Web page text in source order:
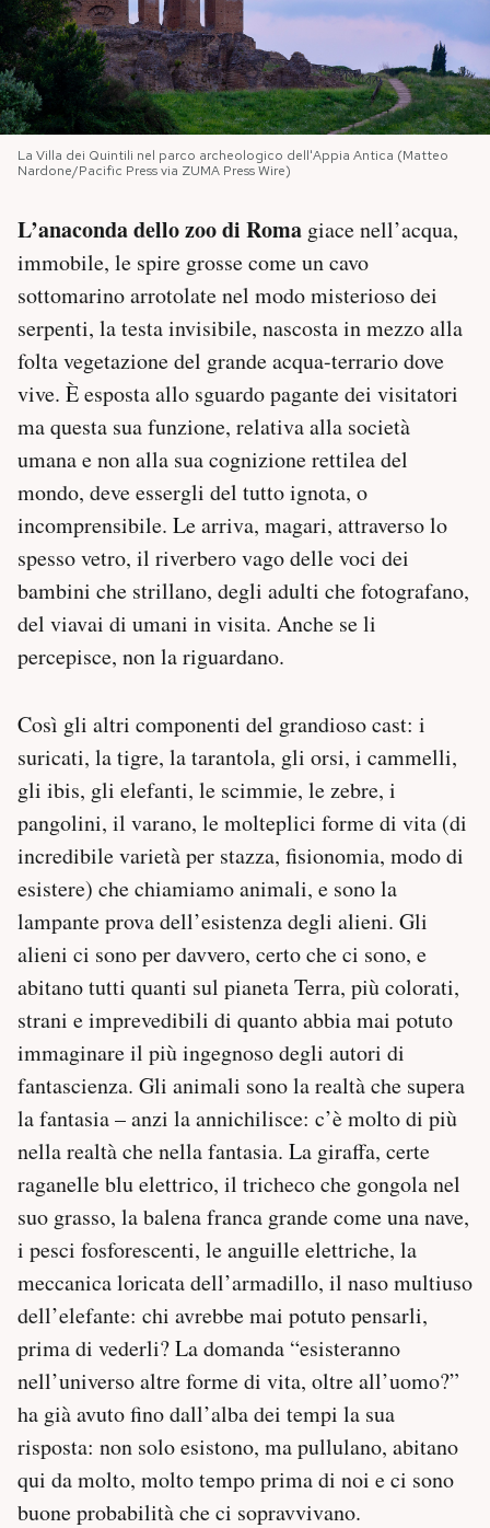
AREA PERSONALE
Area Personale
Newsletter
Notifiche mobile
Regala il Post
Esci
La Villa dei Quintili nel parco archeologico dell'Appia Antica (Matteo
Nardone/Pacific Press via ZUMA Press Wire)
L’anaconda dello zoo di Roma giace nell’acqua,
immobile, le spire grosse come un cavo
sottomarino arrotolate nel modo misterioso dei
serpenti, la testa invisibile, nascosta in mezzo alla
folta vegetazione del grande acqua-terrario dove
vive. È esposta allo sguardo pagante dei visitatori
ma questa sua funzione, relativa alla società
umana e non alla sua cognizione rettilea del
mondo, deve essergli del tutto ignota, o
incomprensibile. Le arriva, magari, attraverso lo
spesso vetro, il riverbero vago delle voci dei
bambini che strillano, degli adulti che fotografano,
del viavai di umani in visita. Anche se li
percepisce, non la riguardano.
Così gli altri componenti del grandioso cast: i
suricati, la tigre, la tarantola, gli orsi, i cammelli,
gli ibis, gli elefanti, le scimmie, le zebre, i
pangolini, il varano, le molteplici forme di vita (di
incredibile varietà per stazza, fisionomia, modo di
esistere) che chiamiamo animali, e sono la
lampante prova dell’esistenza degli alieni. Gli
alieni ci sono per davvero, certo che ci sono, e
abitano tutti quanti sul pianeta Terra, più colorati,
strani e imprevedibili di quanto abbia mai potuto
immaginare il più ingegnoso degli autori di
fantascienza. Gli animali sono la realtà che supera
la fantasia – anzi la annichilisce: c’è molto di più
nella realtà che nella fantasia. La giraffa, certe
raganelle blu elettrico, il tricheco che gongola nel
suo grasso, la balena franca grande come una nave,
i pesci fosforescenti, le anguille elettriche, la
meccanica loricata dell’armadillo, il naso multiuso
dell’elefante: chi avrebbe mai potuto pensarli,
prima di vederli? La domanda “esisteranno
nell’universo altre forme di vita, oltre all’uomo?”
ha già avuto fino dall’alba dei tempi la sua
risposta: non solo esistono, ma pullulano, abitano
qui da molto, molto tempo prima di noi e ci sono
buone probabilità che ci sopravvivano.